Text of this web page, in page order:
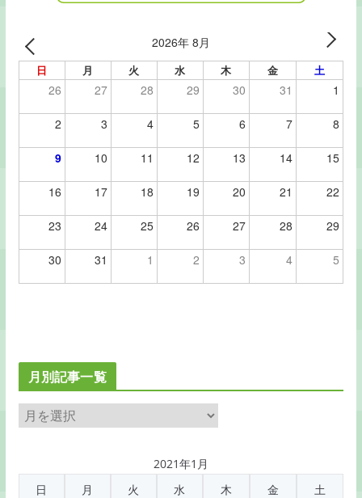
2026年 8月
日 月 火 水 木 金 土
26 27 28 29 30 31 1
2 3 4 5 6 7 8
9 10 11 12 13 14 15
16 17 18 19 20 21 22
23 24 25 26 27 28 29
30 31 1 2 3 4 5
月別記事一覧
月
別
事
2021年1月
日
月 火 水 木 金 土